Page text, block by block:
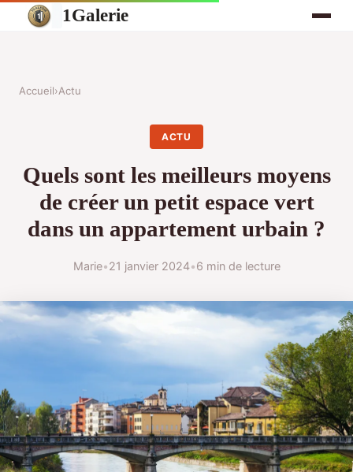
1Galerie
Accueil›Actu
ACTU
Quels sont les meilleurs moyens
de créer un petit espace vert
dans un appartement urbain ?
Marie•21 janvier 2024•6 min de lecture